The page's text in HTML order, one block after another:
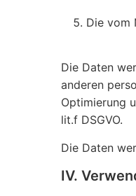
Die vom
Die Daten
anderen
Optimierung
lit.f DSGVO.
Die Daten
IV.